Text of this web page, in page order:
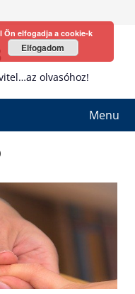
olvasóhoz!
Menu
Ön elfogadja a cookie-k
Elfogadom